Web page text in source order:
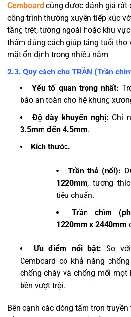
Cemboard cũng được đánh giá rất
công trình thường xuyên tiếp xúc
tầng trệt, tường ngoài hoặc khu
thấm đúng cách giúp tăng tuổi thọ
mặt ổn định trong nhiều năm.
2.3. Quy cách cho TRẦN (Trần
Yếu tố quan trọng nhất:
bảo an toàn cho hệ khung
Độ dày khuyến nghị: Chỉ
3.5mm đến 4.5mm.
Kích thước:
Trần thả (nổi):
1220mm, tương
tiêu chuẩn.
Trần chìm
1220mm x 2440mm
Ưu điểm nổi bật: So
Cemboard có khả năng
chống cháy và chống mối mọt
bền vượt trội.
Bên cạnh các dòng tấm trơn